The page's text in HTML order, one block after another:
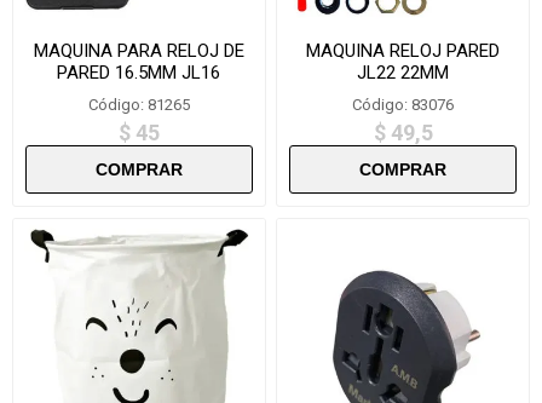
MAQUINA PARA RELOJ DE
PARED 16.5MM JL16
Código: 81265
$ 45
MAQUINA RELOJ PARED
JL22 22MM
Código: 83076
$ 49,5